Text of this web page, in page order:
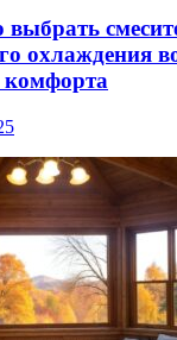
охлаждения
комфорта